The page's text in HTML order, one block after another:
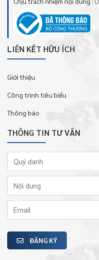
LIÊN KẾT HỮU ÍCH
Giới thiệu
Công trình tiêu biểu
Thông báo
THÔNG TIN TƯ VẤN
ĐĂNG KÝ